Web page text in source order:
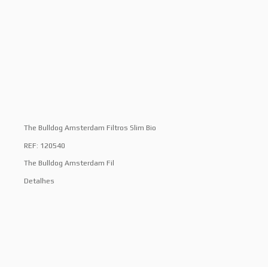
The Bulldog Amsterdam Filtros Slim Bio
REF: 120540
The Bulldog Amsterdam Fil
Detalhes